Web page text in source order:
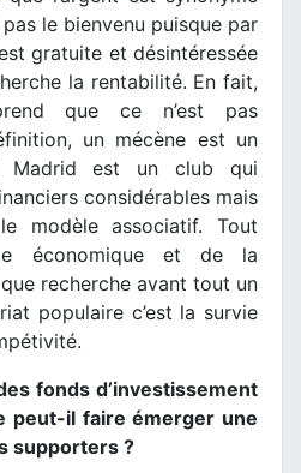
le bienvenu puisque par
gratuite et désintéressée
la rentabilité. En fait,
que ce n’est pas
un mécène est un
Madrid est un club qui
considérables mais
modèle associatif. Tout
économique et de la
recherche avant tout un
populaire c’est la survie
fonds d’investissement
peut-il faire émerger une
supporters ?